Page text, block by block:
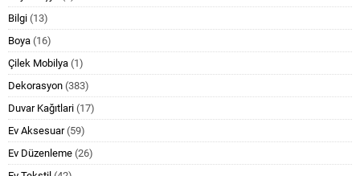
Bilgi (13)
Boya (16)
Çilek Mobilya (1)
Dekorasyon (383)
Duvar Kağıtlari (17)
Ev Aksesuar(59)
Ev Düzenleme (26)